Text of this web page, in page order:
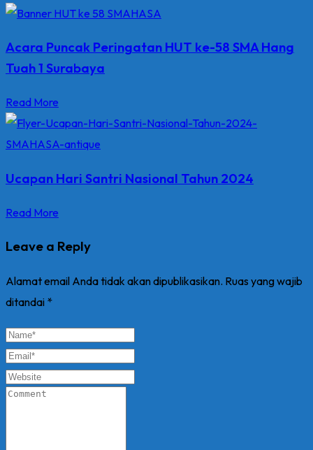
Acara Puncak Peringatan HUT ke-58 SMA Hang
Tuah 1 Surabaya
Read More
Ucapan Hari Santri Nasional Tahun 2024
Read More
Leave a Reply
Alamat email Anda tidak akan dipublikasikan. Ruas yang wajib
ditandai *